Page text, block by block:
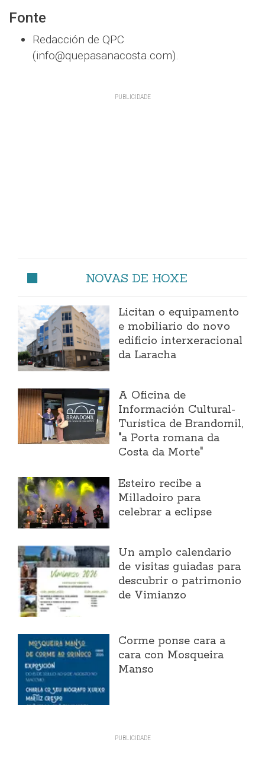
Fonte
Redacción de QPC
(info@quepasanacosta.com).
NOVAS DE HOXE
Licitan o equipamento
e mobiliario do novo
edificio interxeracional
da Laracha
A Oficina de
Información Cultural-
Turística de Brandomil,
"a Porta romana da
Costa da Morte"
Esteiro recibe a
Milladoiro para
celebrar a eclipse
Un amplo calendario
de visitas guiadas para
descubrir o patrimonio
de Vimianzo
Corme ponse cara a
cara con Mosqueira
Manso